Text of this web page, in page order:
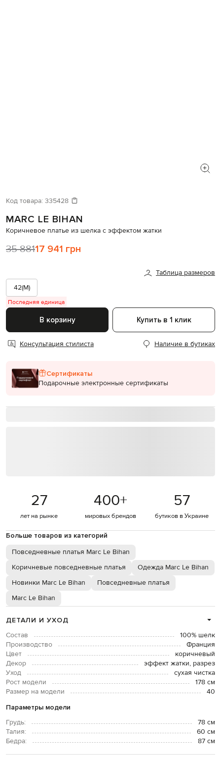
Код товара: 335428
MARC LE BIHAN
Коричневое платье из шелка с эффектом жатки
35 88117 941 грн
Таблица размеров
42(M)
Последняя единица
В корзину Купить в 1 клик
Консультация стилиста Наличие в бутиках
Сертификаты
Подарочные электронные сертификаты
27
лет на рынке
400+
мировых брендов
57
бутиков в Украине
Больше товаров из категорий
Повседневные платья Marc Le Bihan
Коричневые повседневные платья
Одежда Marc Le Bihan
Новинки Marc Le Bihan
Повседневные платья
Marc Le Bihan
ДЕТАЛИ И УХОД
Состав
100% шелк
Производство
Франция
Цвет
коричневый
Декор
эффект жатки, разрез
Уход
сухая чистка
Рост модели
178 см
Размер на модели
40
Параметры модели
Грудь:
78 см
Талия:
60 см
Бедра:
87 см